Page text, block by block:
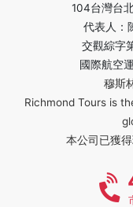
104台灣台
代表人：
交觀綜字
國際航空
穆斯
Richmond Tours is
本公司已獲